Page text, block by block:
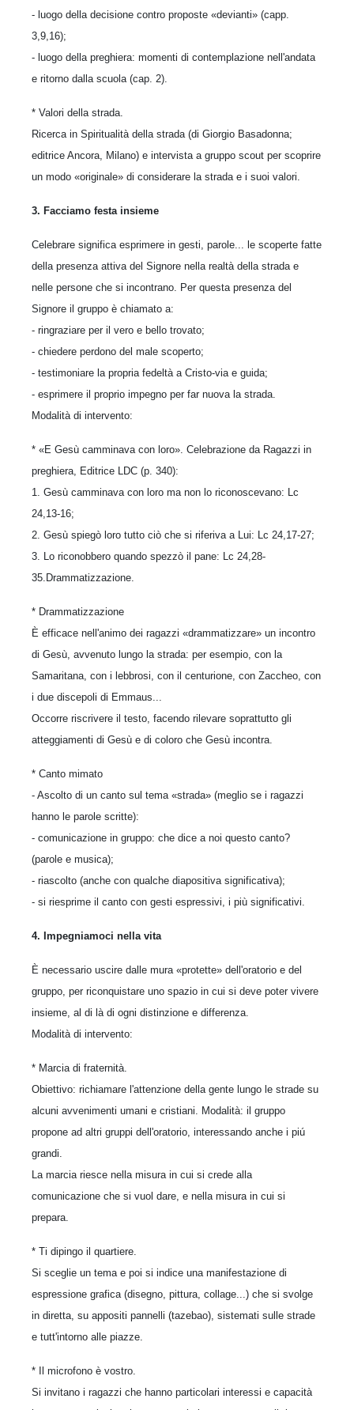
- luogo della decisione contro proposte «devianti» (capp.
3,9,16);
- luogo della preghiera: momenti di contemplazione nell'andata
e ritorno dalla scuola (cap. 2).
* Valori della strada.
Ricerca in Spiritualità della strada (di Giorgio Basadonna;
editrice Ancora, Milano) e intervista a gruppo scout per scoprire
un modo «originale» di considerare la strada e i suoi valori.
3. Facciamo festa insieme
Celebrare significa esprimere in gesti, parole... le scoperte fatte
della presenza attiva del Signore nella realtà della strada e
nelle persone che si incontrano. Per questa presenza del
Signore il gruppo è chiamato a:
- ringraziare per il vero e bello trovato;
- chiedere perdono del male scoperto;
- testimoniare la propria fedeltà a Cristo-via e guida;
- esprimere il proprio impegno per far nuova la strada.
Modalità di intervento:
* «E Gesù camminava con loro». Celebrazione da Ragazzi in
preghiera, Editrice LDC (p. 340):
1. Gesù camminava con loro ma non lo riconoscevano: Lc
24,13-16;
2. Gesù spiegò loro tutto ciò che si riferiva a Lui: Lc 24,17-27;
3. Lo riconobbero quando spezzò il pane: Lc 24,28-
35.Drammatizzazione.
* Drammatizzazione
È efficace nell'animo dei ragazzi «drammatizzare» un incontro
di Gesù, avvenuto lungo la strada: per esempio, con la
Samaritana, con i lebbrosi, con il centurione, con Zaccheo, con
i due discepoli di Emmaus...
Occorre riscrivere il testo, facendo rilevare soprattutto gli
atteggiamenti di Gesù e di coloro che Gesù incontra.
* Canto mimato
- Ascolto di un canto sul tema «strada» (meglio se i ragazzi
hanno le parole scritte):
- comunicazione in gruppo: che dice a noi questo canto?
(parole e musica);
- riascolto (anche con qualche diapositiva significativa);
- si riesprime il canto con gesti espressivi, i più significativi.
4. Impegniamoci nella vita
È necessario uscire dalle mura «protette» dell'oratorio e del
gruppo, per riconquistare uno spazio in cui si deve poter vivere
insieme, al di là di ogni distinzione e differenza.
Modalità di intervento:
* Marcia di fraternità.
Obiettivo: richiamare l'attenzione della gente lungo le strade su
alcuni avvenimenti umani e cristiani. Modalità: il gruppo
propone ad altri gruppi dell'oratorio, interessando anche i piú
grandi.
La marcia riesce nella misura in cui si crede alla
comunicazione che si vuol dare, e nella misura in cui si
prepara.
* Ti dipingo il quartiere.
Si sceglie un tema e poi si indice una manifestazione di
espressione grafica (disegno, pittura, collage...) che si svolge
in diretta, su appositi pannelli (tazebao), sistemati sulle strade
e tutt'intorno alle piazze.
* Il microfono è vostro.
Si invitano i ragazzi che hanno particolari interessi e capacità